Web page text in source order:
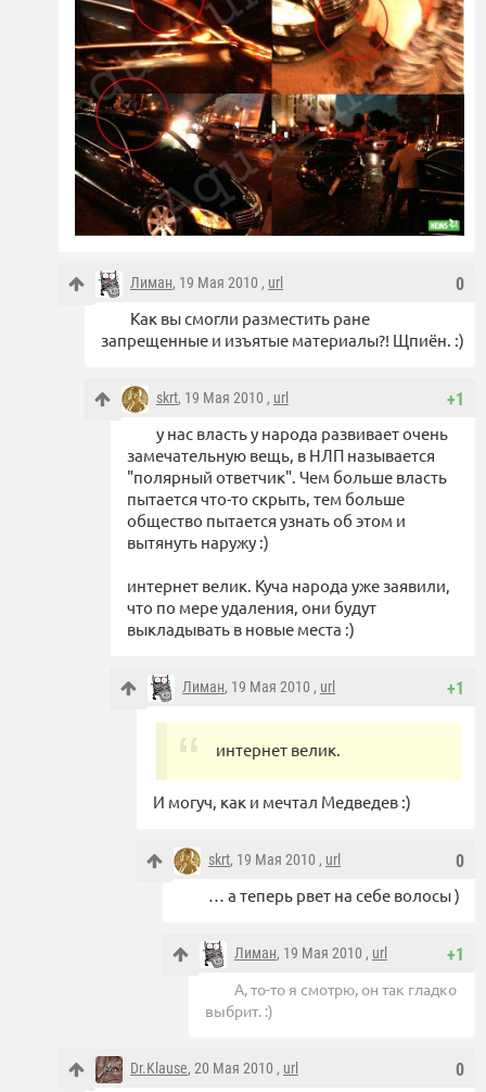
0
Лиман, 19 Мая 2010 , url
Как вы смогли разместить ране
запрещенные и изъятые материалы?! Щпиён. :)
+1
skrt, 19 Мая 2010 , url
у нас власть у народа развивает очень
замечательную вещь, в НЛП называется
"полярный ответчик". Чем больше власть
пытается что-то скрыть, тем больше
общество пытается узнать об этом и
вытянуть наружу :)
интернет велик. Куча народа уже заявили,
что по мере удаления, они будут
выкладывать в новые места :)
+1
Лиман, 19 Мая 2010 , url
интернет велик.
И могуч, как и мечтал Медведев :)
0
skrt, 19 Мая 2010 , url
… а теперь рвет на себе волосы )
+1
Лиман, 19 Мая 2010 , url
А, то-то я смотрю, он так гладко
выбрит. :)
0
Dr.Klause, 20 Мая 2010 , url